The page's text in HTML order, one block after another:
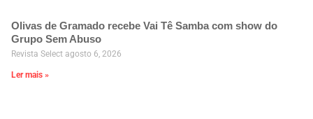
Olivas de Gramado recebe Vai Tê Samba com show do
Grupo Sem Abuso
Revista Select agosto 6, 2026
Ler mais »